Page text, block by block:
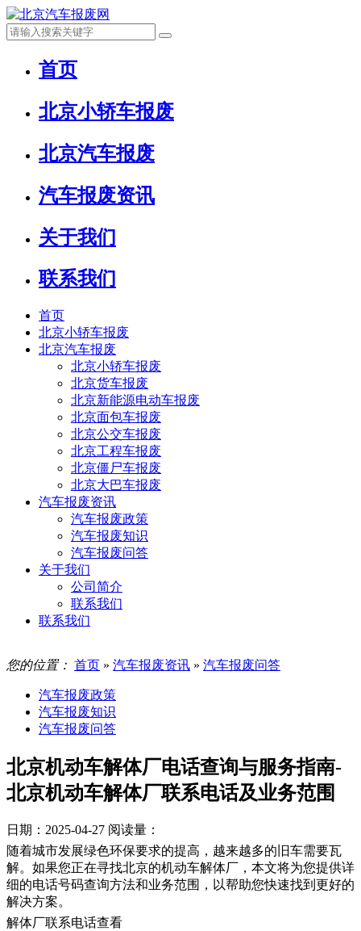
首页
北京小轿车报废
北京汽车报废
汽车报废资讯
关于我们
联系我们
首页
北京小轿车报废
北京汽车报废
北京小轿车报废
北京货车报废
北京新能源电动车报废
北京面包车报废
北京公交车报废
北京工程车报废
北京僵尸车报废
北京大巴车报废
汽车报废资讯
汽车报废政策
汽车报废知识
汽车报废问答
关于我们
公司简介
联系我们
联系我们
您的位置： 首页 » 汽车报废资讯 » 汽车报废问答
汽车报废政策
汽车报废知识
汽车报废问答
北京机动车解体厂电话查询与服务指南-
北京机动车解体厂联系电话及业务范围
日期：2025-04-27 阅读量：
随着城市发展绿色环保要求的提高，越来越多的旧车需要瓦
解。如果您正在寻找北京的机动车解体厂，本文将为您提供详
细的电话号码查询方法和业务范围，以帮助您快速找到更好的
解决方案。
解体厂联系电话查看